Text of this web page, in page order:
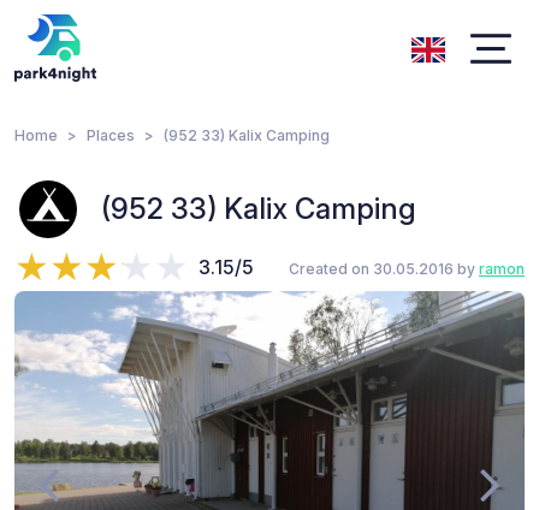
Home Places (952 33) Kalix Camping
(952 33) Kalix Camping
3.15/5 Created on 30.05.2016 by ramon